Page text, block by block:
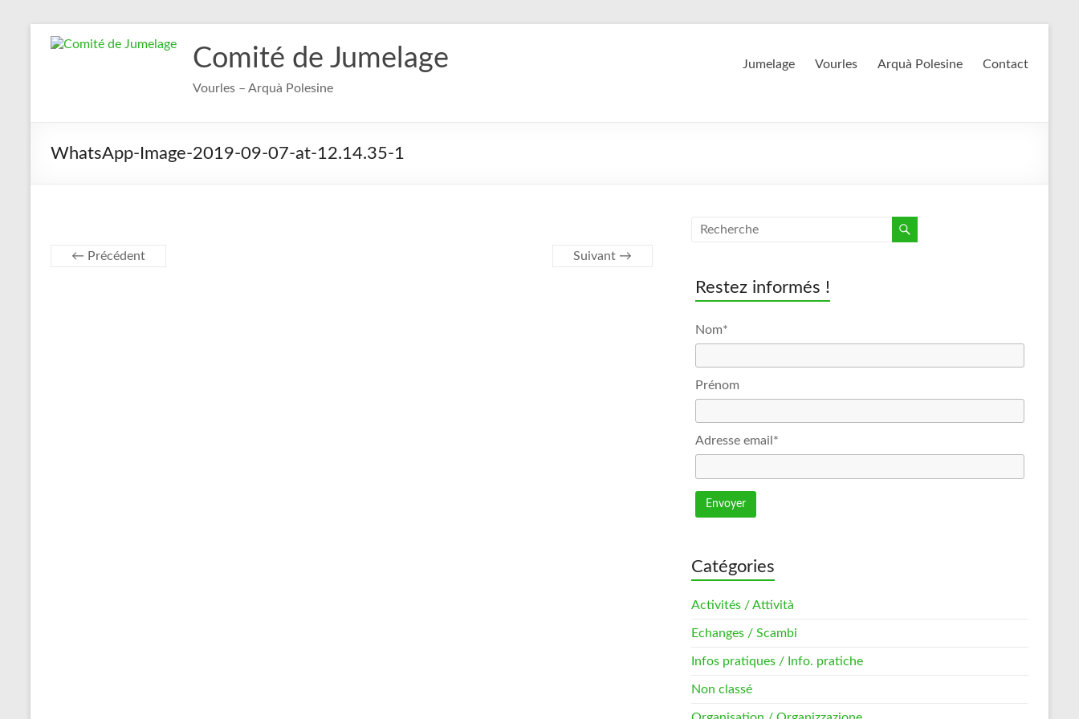
Comité de Jumelage
Vourles – Arquà Polesine
Jumelage Vourles Arquà Polesine Contact
WhatsApp-Image-2019-09-07-at-12.14.35-1
← Précédent Suivant →
Restez informés !
Nom*
Prénom
Adresse email*
Catégories
Activités / Attività
Echanges / Scambi
Infos pratiques / Info. pratiche
Non classé